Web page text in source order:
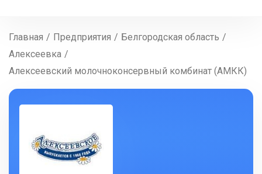
Главная / Предприятия / Белгородская область /
Алексеевка /
Алексеевский молочноконсервный комбинат (АМКК)